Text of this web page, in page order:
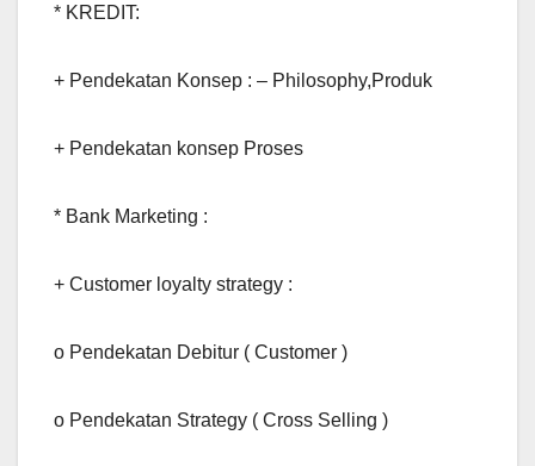
* KREDIT:
+ Pendekatan Konsep : – Philosophy,Produk
+ Pendekatan konsep Proses
* Bank Marketing :
+ Customer loyalty strategy :
o Pendekatan Debitur ( Customer )
o Pendekatan Strategy ( Cross Selling )